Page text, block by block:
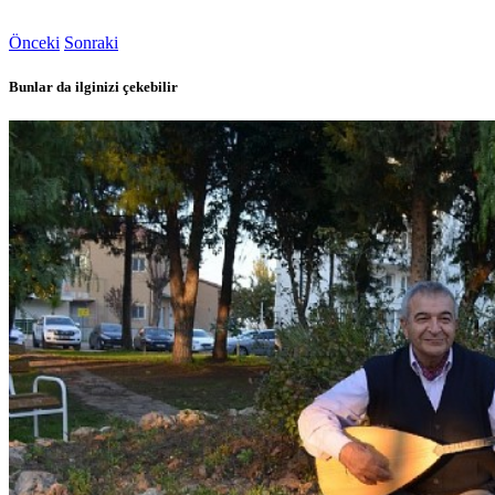
Önceki Sonraki
Bunlar da ilginizi çekebilir